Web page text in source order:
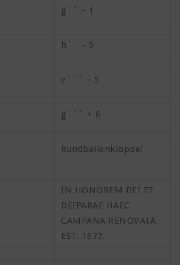
g´´ – 1
h´´ – 5
e´´´ – 5
g´´´ + 6
Rundballenklöppel
IN HONOREM DEI ET
DEIPARAE HAEC
CAMPANA RENOVATA
EST. 1677.